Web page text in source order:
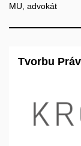
MU, advokát
Tvorbu